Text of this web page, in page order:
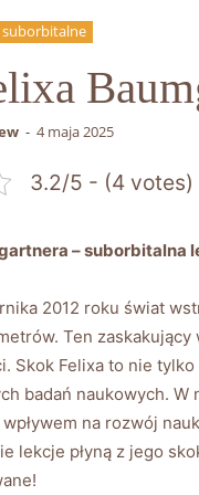
- 4 maja 2025
3.2/5 - (4 votes)
– suborbitalna⁣
2012 roku świat⁤
⁢Ten
Skok⁤ Felixa ‍to‌ nie
badań ‍naukowych.
na rozwój
lekcje⁣ płyną z jego